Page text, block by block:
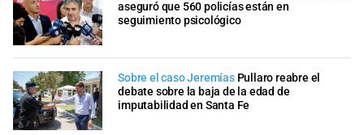
aseguró que 560 policías están en
seguimiento psicológico
Sobre el caso Jeremías Pullaro reabre el
debate sobre la baja de la edad de
imputabilidad en Santa Fe